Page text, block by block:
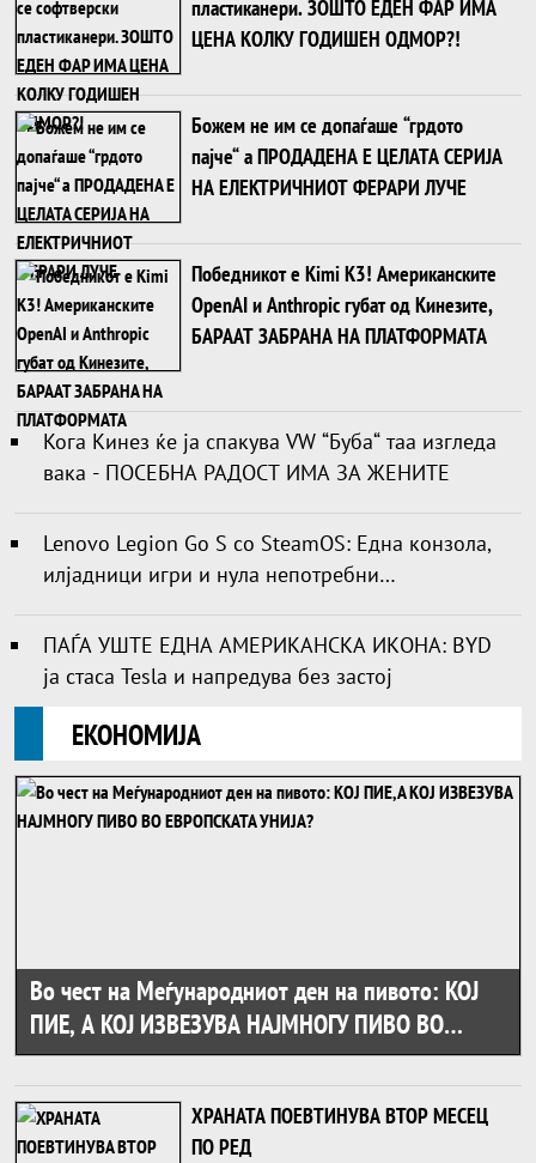
пластиканери. ЗОШТО ЕДЕН ФАР ИМА
ЦЕНА КОЛКУ ГОДИШЕН ОДМОР?!
Божем не им се допаѓаше “грдото
пајче“ а ПРОДАДЕНА Е ЦЕЛАТА СЕРИЈА
НА ЕЛЕКТРИЧНИОТ ФЕРАРИ ЛУЧЕ
Победникот е Kimi K3! Американските
OpenAI и Anthropic губат од Кинезите,
БАРААТ ЗАБРАНА НА ПЛАТФОРМАТА
Кога Кинез ќе ја спакува VW “Буба“ таа изгледа
вака - ПОСЕБНА РАДОСТ ИМА ЗА ЖЕНИТЕ
Lenovo Legion Go S со SteamOS: Една конзола,
илјадници игри и нула непотребни
ПАЃА УШТЕ ЕДНА АМЕРИКАНСКА ИКОНА: BYD
ја стаса Tesla и напредува без застој
ЕКОНОМИЈА
Во чест на Меѓународниот ден на пивото: КОЈ
ПИЕ, А КОЈ ИЗВЕЗУВА НАЈМНОГУ ПИВО ВО
ЕВРОПСКАТА УНИЈА?
ХРАНАТА ПОЕВТИНУВА ВТОР МЕСЕЦ
ПО РЕД